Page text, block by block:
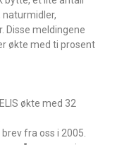
naturmidler,
Disse meldingene
økte med ti prosent
økte med 32
fra oss i 2005.